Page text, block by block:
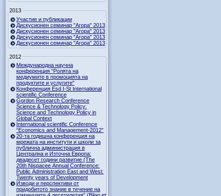
2013
Участие и публикации
Дискусионен семинар "Агора" 2013
Дискусионен семинар "Агора" 2013
Дискусионен семинар "Агора" 2013
Дискусионен семинар "Агора" 2013
2012
Международна научна
конференция “Ролята на
медиумите в промоцията на
продуктите и услугите"
Конференция Esd I-St International
scientific Conference
Gordon Research Сonference
Science & Technology Policy:
Science and Technology Policy in
Global Context
International scientific Conference
“Economics and Management-2012”
20-та годишна конференция на
мрежата на институти и школи за
публична администрация в
Централна и Източна Европа:
двадесет години развитие (The
20th Nispacee Annual Conference:
Public Administration East and West:
Twenty years of Development
Изводи и перспективи от
придобитото знание в течение на